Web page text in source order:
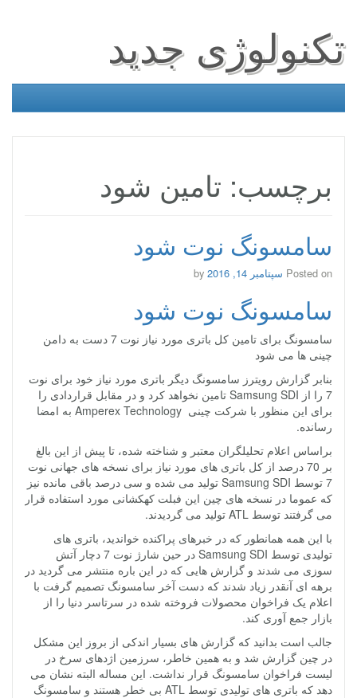
تکنولوژی جدید
برچسب: تامین شود
سامسونگ نوت شود
Posted on سپتامبر 14, 2016
سامسونگ نوت شود
سامسونگ برای تامین کل باتری مورد نیاز نوت 7 دست به دامن
چینی ها می شود
بنابر گزارش رویترز سامسونگ دیگر باتری مورد نیاز خود برای نوت
7 را از Samsung SDI تامین نخواهد کرد و در مقابل قراردادی را
برای این منظور با شرکت چینی Amperex Technology به امضا
رسانده.
براساس اعلام تحلیلگران معتبر و شناخته شده، تا پیش از این بالغ
بر 70 درصد از کل باتری های مورد نیاز برای نسخه های جهانی نوت
7 توسط Samsung SDI تولید می شده و سی درصد باقی مانده نیز
که عموما در نسخه های چین این فبلت کهکشانی مورد استفاده قرار
می گرفتند توسط ATL تولید می گردیدند.
با این همه همانطور که در خبرهای پراکنده خواندید، باتری های
تولیدی توسط Samsung SDI در حین شارژ نوت 7 دچار آتش
سوزی می شدند و گزارش هایی که در این باره منتشر می گردید در
برهه ای آنقدر زیاد شدند که دست آخر سامسونگ تصمیم گرفت با
اعلام یک فراخوان محصولات فروخته شده در سرتاسر دنیا را از
بازار جمع آوری کند.
جالب است بدانید که گزارش های بسیار اندکی از بروز این مشکل
در چین گزارش شد و به همین خاطر، سرزمین اژدهای سرخ در
لیست فراخوان سامسونگ قرار نداشت. این مساله البته نشان می
دهد که باتری های تولیدی توسط ATL بی خطر هستند و سامسونگ